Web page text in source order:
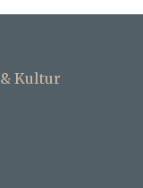
Kultur